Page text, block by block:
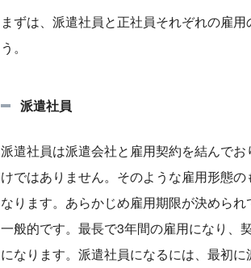
まずは、派遣社員と正社員それぞれの雇
う。
派遣社員
派遣社員は派遣会社と雇用契約を結んで
けではありません。そのような雇用形態
なります。あらかじめ雇用期限が決めら
一般的です。最長で3年間の雇用になり、
になります。派遣社員になるには、最初